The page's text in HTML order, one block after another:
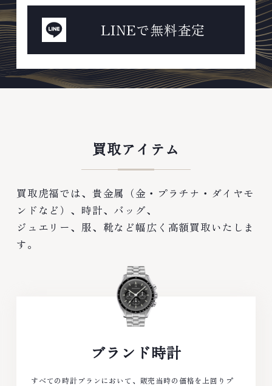
LINEで無料査定
買取アイテム
買取虎福では、貴金属（金・プラチナ・ダイヤモ
ンドなど）、時計、バッグ、
ジュエリー、服、靴など幅広く高額買取いたしま
す。
ブランド時計
すべての時計ブランにおいて、販売当時の価格を上回りプ